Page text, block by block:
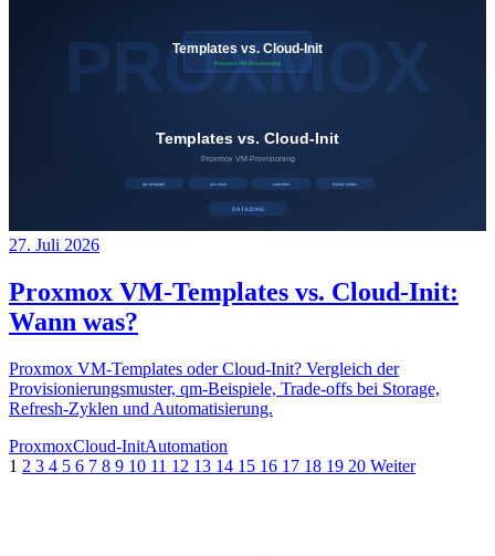
27. Juli 2026
Proxmox VM-Templates vs. Cloud-Init:
Wann was?
Proxmox VM-Templates oder Cloud-Init? Vergleich der
Provisionierungsmuster, qm-Beispiele, Trade-offs bei Storage,
Refresh-Zyklen und Automatisierung.
ProxmoxCloud-InitAutomation
1 2 3 4 5 6 7 8 9 10 11 12 13 14 15 16 17 18 19 20 Weiter